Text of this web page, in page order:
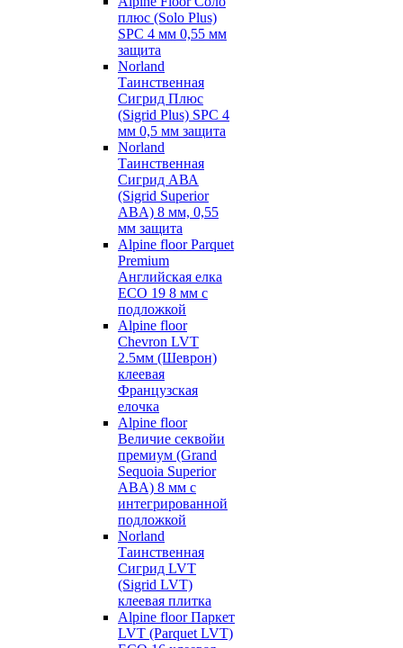
плюс (Solo Plus)
SPC 4 мм 0,55 мм
защита
Norland
Таинственная
Сигрид Плюс
(Sigrid Plus) SPC 4
мм 0,5 мм защита
Norland
Таинственная
Сигрид АВА
(Sigrid Superior
ABA) 8 мм, 0,55
мм защита
Alpine floor Parquet
Premium
Английская елка
ECO 19 8 мм с
подложкой
Alpine floor
Chevron LVT
2.5мм (Шеврон)
клеевая
Французская
елочка
Alpine floor
Величие секвойи
премиум (Grand
Sequoia Superior
ABA) 8 мм с
интегрированной
подложкой
Norland
Таинственная
Сигрид LVT
(Sigrid LVT)
клеевая плитка
Alpine floor Паркет
LVT (Parquet LVT)